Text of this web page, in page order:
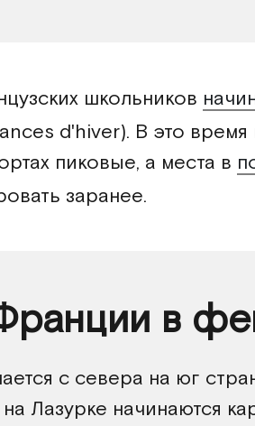
школьников
d'hiver). В это
пиковые, а места в
заранее.
в
с севера на юг
Лазурке начинаются